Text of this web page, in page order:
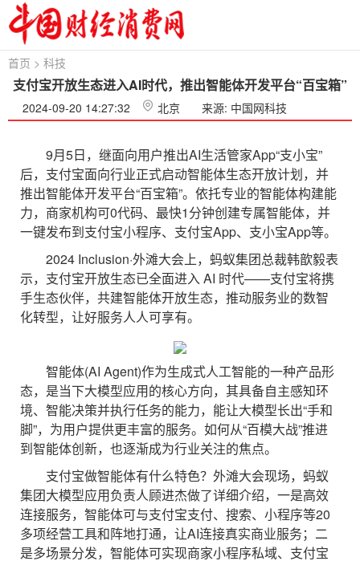
首页 > 科技
支付宝开放生态进入AI时代，推出智能体开发平台“百宝箱”
2024-09-20 14:27:32 北京 来源: 中国网科技
9月5日，继面向用户推出AI生活管家App“支小宝”
后，支付宝面向行业正式启动智能体生态开放计划，并
推出智能体开发平台“百宝箱”。依托专业的智能体构建能
力，商家机构可0代码、最快1分钟创建专属智能体，并
一键发布到支付宝小程序、支付宝App、支小宝App等。
2024 Inclusion·外滩大会上，蚂蚁集团总裁韩歆毅表
示，支付宝开放生态已全面进入 AI 时代——支付宝将携
手生态伙伴，共建智能体开放生态，推动服务业的数智
化转型，让好服务人人可享有。
智能体(AI Agent)作为生成式人工智能的一种产品形
态，是当下大模型应用的核心方向，其具备自主感知环
境、智能决策并执行任务的能力，能让大模型长出“手和
脚”，为用户提供更丰富的服务。如何从“百模大战”推进
到智能体创新，也逐渐成为行业关注的焦点。
支付宝做智能体有什么特色？外滩大会现场，蚂蚁
集团大模型应用负责人顾进杰做了详细介绍，一是高效
连接服务，智能体可与支付宝支付、搜索、小程序等20
多项经营工具和阵地打通，让AI连接真实商业服务；二
是多场景分发，智能体可实现商家小程序私域、支付宝